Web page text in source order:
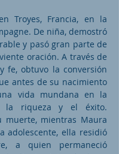
Troyes, Francia, en la
De niña, demostró
y pasó gran parte de
oración. A través de
fe, obtuvo la conversión
antes de su nacimiento
vida mundana en la
la riqueza y el éxito.
muerte, mientras Maura
adolescente, ella residió
a quien permaneció